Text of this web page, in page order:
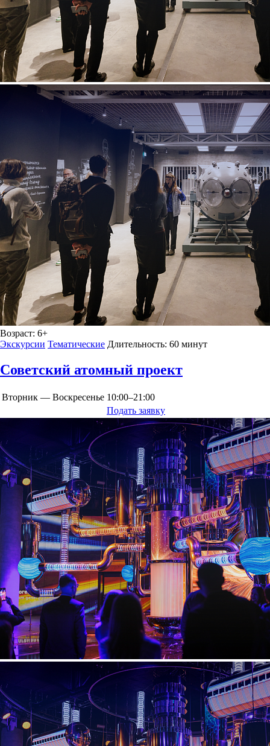
Возраст: 6+
Экскурсии Тематические Длительность: 60 минут
Советский атомный проект
Вторник — Воскресенье 10:00–21:00
Подать заявку